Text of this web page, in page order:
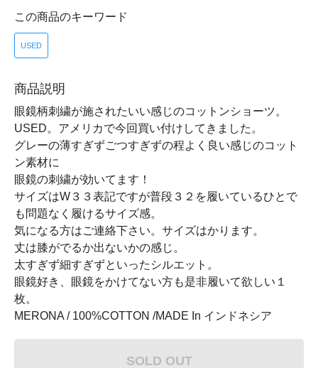
この商品のキーワード
USED
商品説明
眼鏡柄刺繍が施されたいい感じのコットンショーツ。
USED。アメリカで今回買い付けしてきました。
グレーの薄すぎずごつすぎずの程よく良い感じのコット
ン素材に
眼鏡の刺繍が効いてます！
サイズはW３３表記ですが普段３２を履いているひとで
も問題なく履けるサイズ感。
気になる方はご連絡下さい。サイズはかります。
丈は膝がでるか出ないかの感じ。
太すぎず細すぎずといったシルエット。
眼鏡好き、眼鏡をかけてない方も是非履いて欲しい１
枚。
MERONA / 100%COTTON /MADE In インドネシア
SOLD OUT